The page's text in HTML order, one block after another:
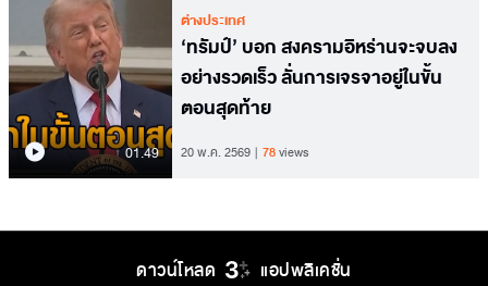
01.49
ต่างประเทศ
‘ทรัมป์’ บอก สงครามอิหร่านจะจบลง
อย่างรวดเร็ว ลั่นการเจรจาอยู่ในขั้น
ตอนสุดท้าย
20 พ.ค. 2569 78views
ดาวน์โหลด แอปพลิเคชั่น